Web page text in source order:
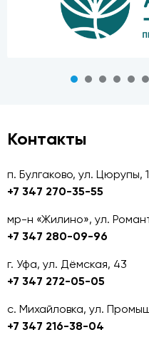
Контакты
п. Булгаково, ул. Цюрупы,
+7 347 270-35-55
мр-н «Жилино», ул.
+7 347 280-09-96
г. Уфа, ул. Дёмская, 43
+7 347 272-05-05
с. Михайловка, ул.
+7 347 216-38-04